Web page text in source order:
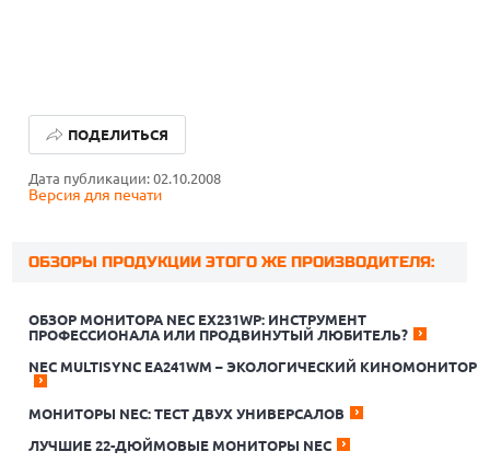
Дата публикации: 02.10.2008
Версия для печати
ПОДЕЛИТЬСЯ
ОБЗОРЫ ПРОДУКЦИИ ЭТОГО ЖЕ ПРОИЗВОДИТЕЛЯ:
ОБЗОР МОНИТОРА NEC EX231WP: ИНСТРУМЕНТ
ПРОФЕССИОНАЛА ИЛИ ПРОДВИНУТЫЙ ЛЮБИТЕЛЬ?
NEC MULTISYNC EA241WM – ЭКОЛОГИЧЕСКИЙ КИНОМОНИТОР
МОНИТОРЫ NEC: ТЕСТ ДВУХ УНИВЕРСАЛОВ
ЛУЧШИЕ 22-ДЮЙМОВЫЕ МОНИТОРЫ NEC
ЛУЧШИЕ АВТОНОМНЫЕ ГАЗОНОКОСИЛКИ В 2026 ГОДУ
ЛУЧШИЕ ВИДЕОРЕГИСТРАТОРЫ В 2026 ГОДУ